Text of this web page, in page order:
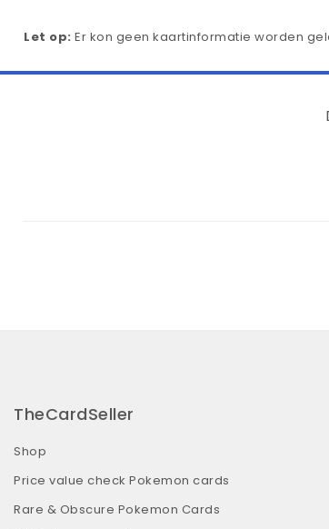
Let op: Er kon geen kaartinformatie worden
TheCardSeller
Shop
Price value check Pokemon cards
Rare & Obscure Pokemon Cards